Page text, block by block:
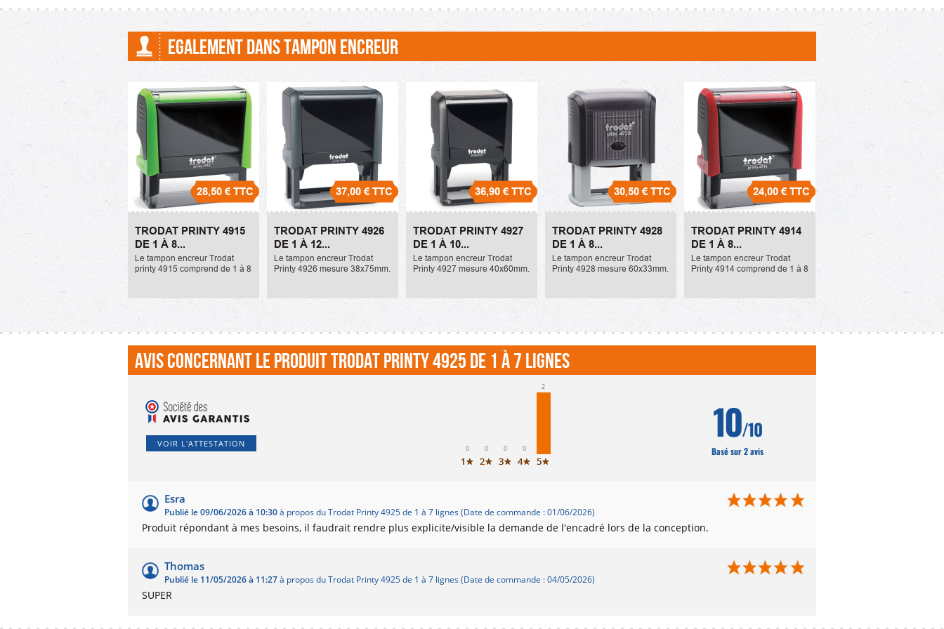
EGALEMENT DANS TAMPON ENCREUR
28,50 €TTC
TRODAT PRINTY 4915
DE 1 À 8...
Le tampon encreur Trodat
printy 4915 comprend de 1 à 8
texte maximum. La référence
Trodat Printy 4915 de 1 à
8 lignes
28,50 €
37,00 €TTC
TRODAT PRINTY 4926
DE 1 À 12...
Le tampon encreur Trodat
Printy 4926 mesure 38x75mm.
référence de l'encreur ou
Trodat Printy 4926 de 1 à
12 lignes
37,00 €
36,90 €TTC
TRODAT PRINTY 4927
DE 1 À 10...
Le tampon encreur Trodat
Printy 4927 mesure 40x60mm.
référence de l'encreur ou
Trodat Printy 4927 de 1 à
10 lignes
36,90 €
30,50 €TTC
TRODAT PRINTY 4928
DE 1 À 8...
Le tampon encreur Trodat
Printy 4928 mesure 60x33mm.
de l'encreur ou recharge est la
Trodat Printy 4928 de 1 à
8 lignes
30,50 €
24,00 €TTC
TRODAT PRINTY 4914
DE 1 À 8...
Le tampon encreur Trodat
Printy 4914 comprend de 1 à 8
texte maximum. La référence
Trodat Printy 4914 de 1 à
8 lignes
24,00 €
Avis concernant le produit Trodat Printy 4925 de 1 à 7 lignes
VOIR L'ATTESTATION 0
1★
0
2★
0
3★
0
4★
2
5★
10/10
Basé sur 2 avis
Esra
Publié le 09/06/2026 à 10:30à propos du Trodat Printy 4925 de 1 à 7 lignes (Date de commande : 01/06/2026)
Produit répondant à mes besoins, il faudrait rendre plus explicite/visible la demande de l'encadré lors de la conception.
Thomas
Publié le 11/05/2026 à 11:27à propos du Trodat Printy 4925 de 1 à 7 lignes (Date de commande : 04/05/2026)
SUPER